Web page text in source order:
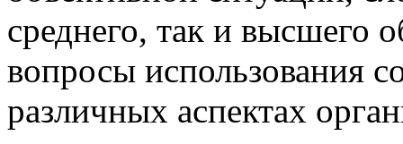
среднего, так и высшего
вопросы использования
различных аспектах